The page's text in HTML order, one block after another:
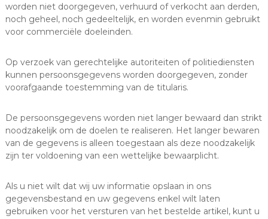
worden niet doorgegeven, verhuurd of verkocht aan derden,
noch geheel, noch gedeeltelijk, en worden evenmin gebruikt
voor commerciële doeleinden.
Op verzoek van gerechtelijke autoriteiten of politiediensten
kunnen persoonsgegevens worden doorgegeven, zonder
voorafgaande toestemming van de titularis.
De persoonsgegevens worden niet langer bewaard dan strikt
noodzakelijk om de doelen te realiseren. Het langer bewaren
van de gegevens is alleen toegestaan als deze noodzakelijk
zijn ter voldoening van een wettelijke bewaarplicht.
Als u niet wilt dat wij uw informatie opslaan in ons
gegevensbestand en uw gegevens enkel wilt laten
gebruiken voor het versturen van het bestelde artikel, kunt u